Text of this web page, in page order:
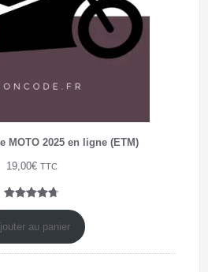
MOTO 2025 en ligne (ETM)
19,00€ TTC
Noté4.71
sur 5
7
notations
au panier